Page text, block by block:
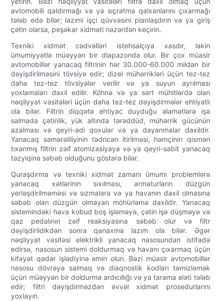
avtomobili qaldırmağı və ya sıçratma qalxanlarını çıxarmağı
tələb edə bilər; lazımi işçi qüvvəsini planlaşdırın və ya giriş
çətin olarsa, peşəkar xidməti nəzərdən keçirin.
Texniki xidmət cədvəlləri istehsalçıya xasdır, lakin
ümumiyyətlə müəyyən bir diapazonda olur. Bir çox müasir
avtomobillər yanacaq filtrinin hər 30.000-60.000 mildən bir
dəyişdirilməsini tövsiyə edir; dizel mühərrikləri üçün tez-tez
daha tez-tez tövsiyələr verilir və ya suyun ayrılması
yoxlamaları daxil edilir. Köhnə və ya sərt mühitlərdə olan
nəqliyyat vasitələri üçün daha tez-tez dəyişdirmələr ehtiyatlı
ola bilər. Filtrin diqqətə ehtiyac duyduğu əlamətlərə işə
salmada çətinlik, yük altında tərəddüd, mühərrik gücünün
azalması və qeyri-adi qoxular və ya dayanmalar daxildir.
Yanacaq səmərəliliyinin tədricən itirilməsi, həmçinin qismən
tıxanmış filtrin zəif atomizasiyaya və ya qeyri-sabit yanacaq
təzyiqinə səbəb olduğunu göstərə bilər.
Quraşdırma və texniki xidmət zamanı ümumi problemlərə
yanacaq xətlərinin sıxılması, armaturların düzgün
yerləşdirilməməsi və sızmalara və ya havanın daxil olmasına
səbəb olan düzgün olmayan möhürləmə daxildir. Yanacaq
sistemindəki hava kobud boş işləməyə, çətin işə düşməyə və
qaz pedalının zəif reaksiyasına səbəb olur və filtr
dəyişdirildikdən sonra qanaxma lazım ola bilər. Əgər
nəqliyyat vasitəsi elektrikli yanacaq nasosundan istifadə
edirsə, nasosun sistemi doldurmaq və havanı çıxarmaq üçün
kifayət qədər işlədiyinə əmin olun. Bəzi müasir avtomobillər
nasosu dövrəyə salmaq və diaqnostik kodları təmizləmək
üçün müəyyən bir doldurma ardıcıllığı və ya tarama aləti tələb
edir; filtri dəyişdirməzdən əvvəl xidmət prosedurlarını
yoxlayın.